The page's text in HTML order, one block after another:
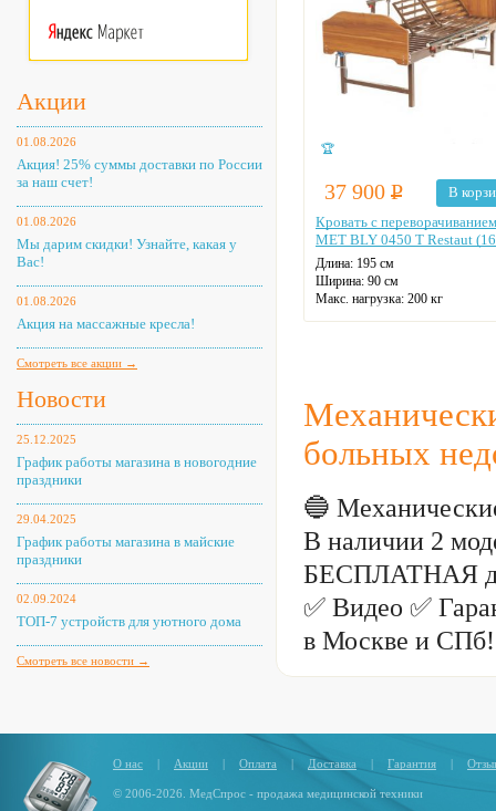
Акции
01.08.2026
Акция! 25% суммы доставки по России
за наш счет!
01.08.2026
Мы дарим скидки! Узнайте, какая у
Вас!
01.08.2026
Акция на массажные кресла!
Смотреть все акции →
Новости
25.12.2025
График работы магазина в новогодние
праздники
29.04.2025
График работы магазина в майские
праздники
02.09.2024
ТОП-7 устройств для уютного дома
Смотреть все новости →
🏆
37 900 Р
В
Кровать с переворачиванием
MET BLY 0450 T Restaut
Длина: 195 см
Ширина: 90 см
Макс. нагрузка: 200 кг
больных
🔵
В наличии 2
БЕСПЛАТНАЯ
✅ Видео ✅
в Москве и СПб!
О нас | Акции | Оплата | Доставка | Гарантия |
© 2006-2026. МедСпрос - продажа медицинской техники